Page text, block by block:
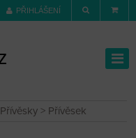
PŘIHLÁŠENÍ
Přívěsky > Přívěsek